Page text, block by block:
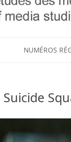
NUMÉROS